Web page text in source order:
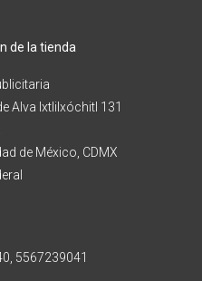
de la tienda
Alva Ixtlilxóchitl 131
de México, CDMX
5567239041